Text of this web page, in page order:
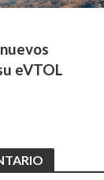
eVTOL